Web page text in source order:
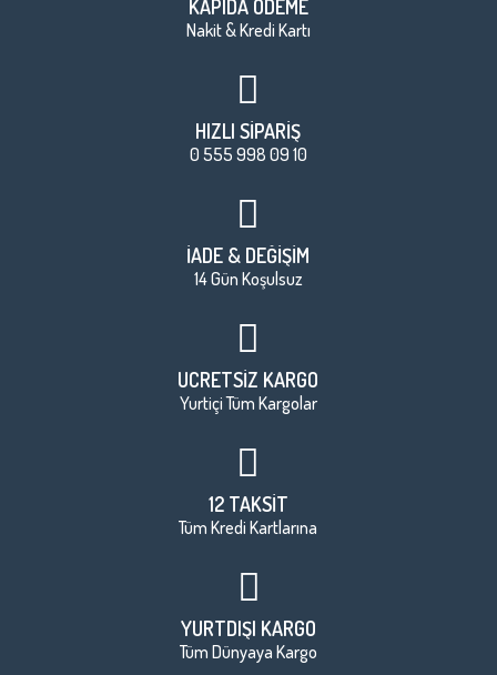
KAPIDA ÖDEME
Nakit & Kredi Kartı
HIZLI SİPARİŞ
0 555 998 09 10
İADE & DEĞİŞİM
14 Gün Koşulsuz
ÜCRETSİZ KARGO
Yurtiçi Tüm Kargolar
12 TAKSİT
Tüm Kredi Kartlarına
YURTDIŞI KARGO
Tüm Dünyaya Kargo